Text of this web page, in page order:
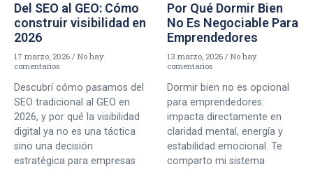
Del SEO al GEO: Cómo
construir visibilidad en
2026
17 marzo, 2026
No hay
comentarios
Descubrí cómo pasamos del
SEO tradicional al GEO en
2026, y por qué la visibilidad
digital ya no es una táctica
sino una decisión
estratégica para empresas
Por Qué Dormir Bien
No Es Negociable Para
Emprendedores
13 marzo, 2026
No hay
comentarios
Dormir bien no es opcional
para emprendedores:
impacta directamente en
claridad mental, energía y
estabilidad emocional. Te
comparto mi sistema